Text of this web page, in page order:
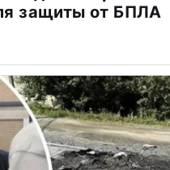
защиты от БПЛА